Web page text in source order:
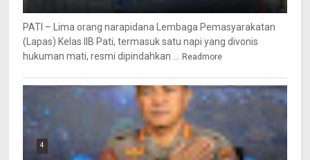
PATI – Lima orang narapidana Lembaga Pemasyarakatan
(Lapas) Kelas IIB Pati, termasuk satu napi yang divonis
hukuman mati, resmi dipindahkan ...
Readmore
4